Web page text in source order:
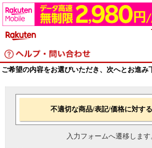
ご希望の内容をお選びいただき、次へとお進み
不適切な商品/表記/価格に対す
入力フォームへ遷移します